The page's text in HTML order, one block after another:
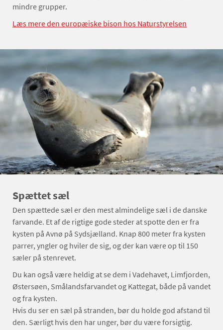
mindre grupper.
Læs mere den europæiske bison hos Naturstyrelsen
Spættet sæl
Den spættede sæl er den mest almindelige sæl i de danske
farvande. Et af de rigtige gode steder at spotte den er fra
kysten på Avnø på Sydsjælland. Knap 800 meter fra kysten
parrer, yngler og hviler de sig, og der kan være op til 150
sæler på stenrevet.
Du kan også være heldig at se dem i Vadehavet, Limfjorden,
Østersøen, Smålandsfarvandet og Kattegat, både på vandet
og fra kysten.
Hvis du ser en sæl på stranden, bør du holde god afstand til
den. Særligt hvis den har unger, bør du være forsigtig.